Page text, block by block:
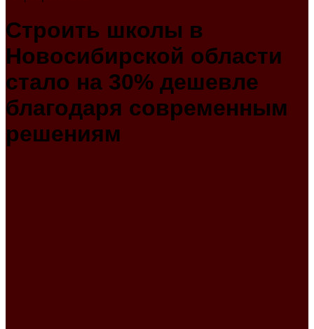
Строить школы в
Новосибирской области
стало на 30% дешевле
благодаря современным
решениям